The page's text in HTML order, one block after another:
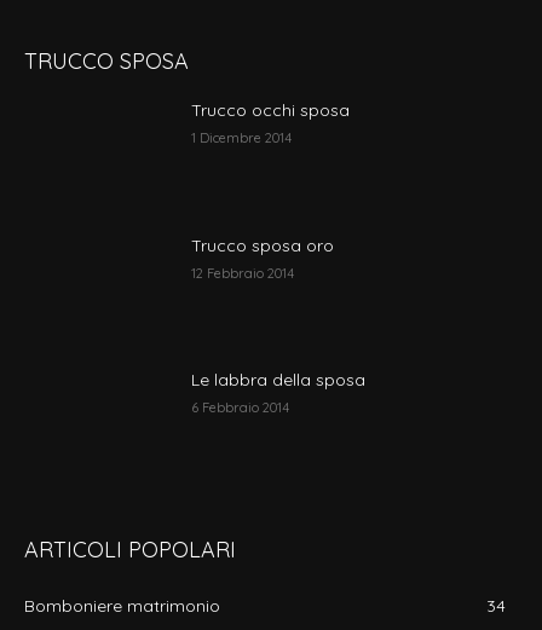
TRUCCO SPOSA
Trucco occhi sposa
1 Dicembre 2014
Trucco sposa oro
12 Febbraio 2014
Le labbra della sposa
6 Febbraio 2014
ARTICOLI POPOLARI
Bomboniere matrimonio
34